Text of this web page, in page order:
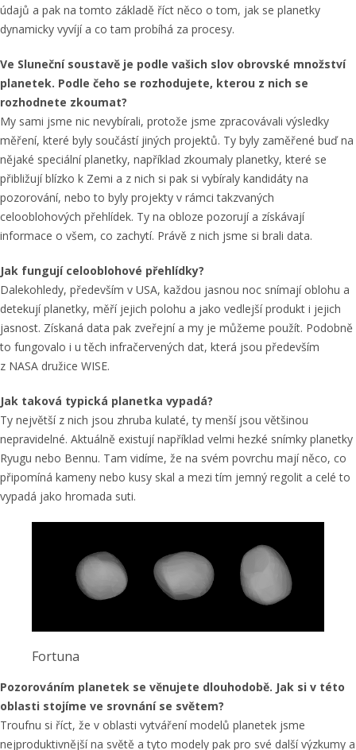
údajů a pak na tomto základě říct něco o tom, jak se planetky
dynamicky vyvíjí a co tam probíhá za procesy.
Ve Sluneční soustavě je podle vašich slov obrovské množství
planetek. Podle čeho se rozhodujete, kterou z nich se
rozhodnete zkoumat?
My sami jsme nic nevybírali, protože jsme zpracovávali výsledky
měření, které byly součástí jiných projektů. Ty byly zaměřené buď na
nějaké speciální planetky, například zkoumaly planetky, které se
přibližují blízko k Zemi a z nich si pak si vybíraly kandidáty na
pozorování, nebo to byly projekty v rámci takzvaných
celooblohových přehlídek. Ty na obloze pozorují a získávají
informace o všem, co zachytí. Právě z nich jsme si brali data.
Jak fungují celooblohové přehlídky?
Dalekohledy, především v USA, každou jasnou noc snímají oblohu a
detekují planetky, měří jejich polohu a jako vedlejší produkt i jejich
jasnost. Získaná data pak zveřejní a my je můžeme použít. Podobně
to fungovalo i u těch infračervených dat, která jsou především
z NASA družice WISE.
Jak taková typická planetka vypadá?
Ty největší z nich jsou zhruba kulaté, ty menší jsou většinou
nepravidelné. Aktuálně existují například velmi hezké snímky planetky
Ryugu nebo Bennu. Tam vidíme, že na svém povrchu mají něco, co
připomíná kameny nebo kusy skal a mezi tím jemný regolit a celé to
vypadá jako hromada suti.
Fortuna
Pozorováním planetek se věnujete dlouhodobě. Jak si v této
oblasti stojíme ve srovnání se světem?
Troufnu si říct, že v oblasti vytváření modelů planetek jsme
nejproduktivnější na světě a tyto modely pak pro své další výzkumy a